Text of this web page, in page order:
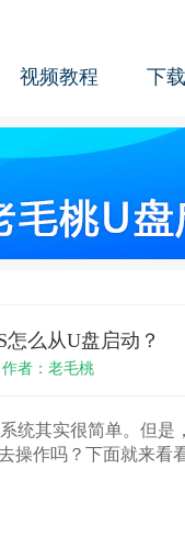
视频教程 下
么从U盘启动？
作者：老毛桃
其实很简单。但是
操作吗？下面就来看